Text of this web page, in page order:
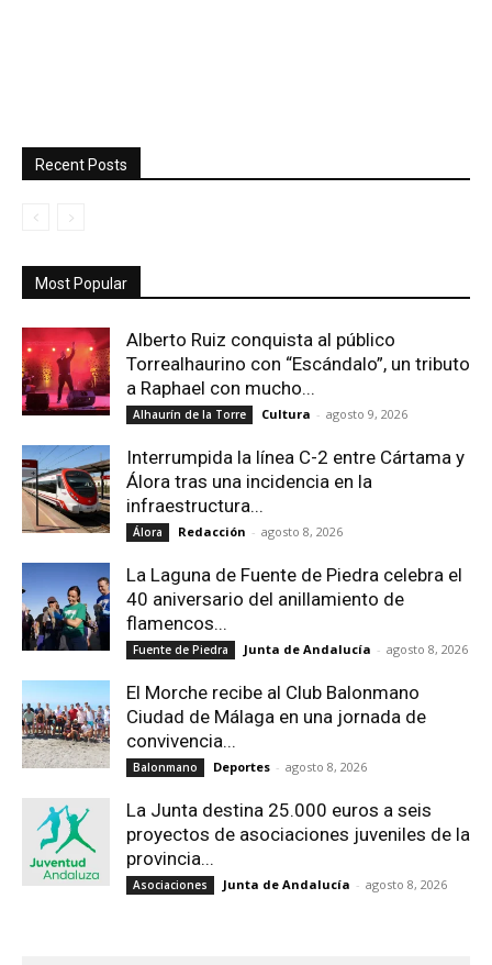
Recent Posts
Most Popular
Alberto Ruiz conquista al público
Torrealhaurino con “Escándalo”, un tributo
a Raphael con mucho...
Alhaurín de la Torre Cultura - agosto 9, 2026
Interrumpida la línea C-2 entre Cártama y
Álora tras una incidencia en la
infraestructura...
Álora Redacción - agosto 8, 2026
La Laguna de Fuente de Piedra celebra el
40 aniversario del anillamiento de
flamencos...
Fuente de Piedra Junta de Andalucía - agosto 8, 2026
El Morche recibe al Club Balonmano
Ciudad de Málaga en una jornada de
convivencia...
Balonmano Deportes - agosto 8, 2026
La Junta destina 25.000 euros a seis
proyectos de asociaciones juveniles de la
provincia...
Asociaciones Junta de Andalucía - agosto 8, 2026